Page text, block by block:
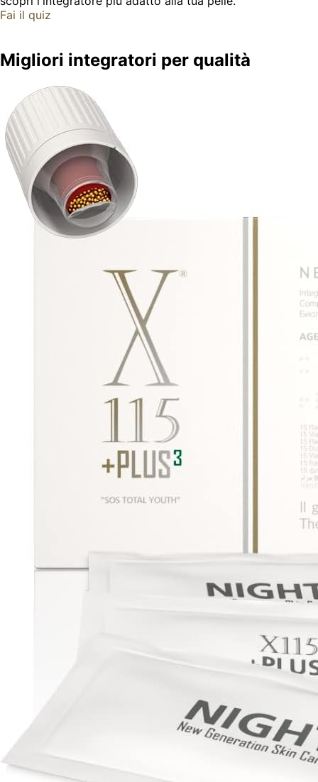
Fai il quiz
Migliori integratori per qualità